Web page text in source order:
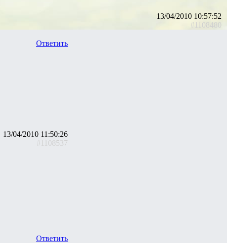
13/04/2010 10:57:52
#1108480
Ответить
13/04/2010 11:50:26
#1108537
Ответить